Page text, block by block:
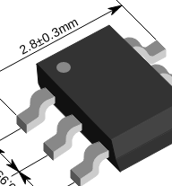
2.8±0.3mm